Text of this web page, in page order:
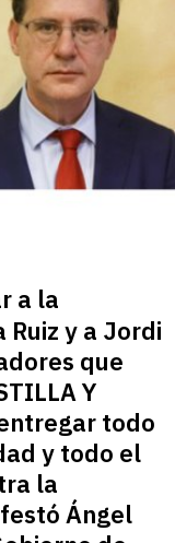
a la
Ruiz y a Jordi
que
Y
todo
y todo el
la
Ángel